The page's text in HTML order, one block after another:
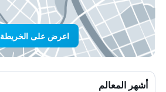
اعرض على الخريطة
أشهر المعالم